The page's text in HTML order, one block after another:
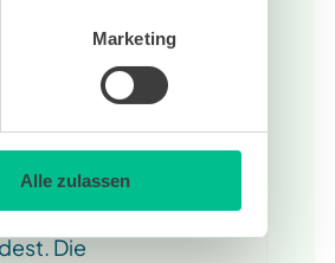
Marketing
Alle zulassen
, der weltweit
Die